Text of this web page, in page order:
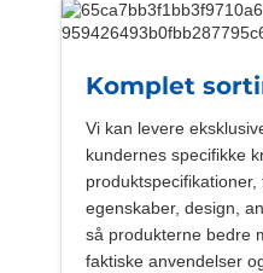
Komplet
Vi kan levere
kundernes specifikke
egenskaber, design,
så produkterne bedre
faktiske anvendelser